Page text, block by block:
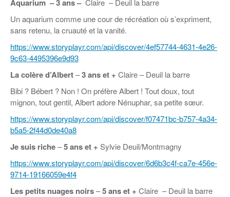
Aquarium –3 ans –Claire – Deuil la barre
Un aquarium comme une cour de récréation où s’expriment,
sans retenu, la cruauté et la vanité.
https://www.storyplayr.com/api/discover/4ef57744-4631-4e26-
9c63-4495396e9d93
La colère d’Albert–3 ans et + Claire – Deuil la barre
Bibi ? Bébert ? Non ! On préfère Albert ! Tout doux, tout
mignon, tout gentil, Albert adore Nénuphar, sa petite sœur.
https://www.storyplayr.com/api/discover/f07471bc-b757-4a34-
b5a5-2f44d0de40a8
Je suis riche–5 ans et + Sylvie Deuil/Montmagny
https://www.storyplayr.com/api/discover/6d6b3c4f-ca7e-456e-
9714-19166059e4f4
Les petits nuages noirs–5 ans et + Claire – Deuil la barre